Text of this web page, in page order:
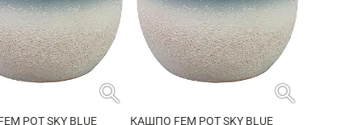
search
POT SKY BLUE
search
КАШПО FEM POT SKY BLUE